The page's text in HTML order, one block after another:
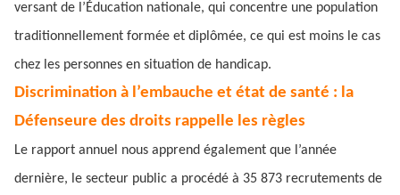
versant de l’Éducation nationale, qui concentre une population
traditionnellement formée et diplômée, ce qui est moins le cas
chez les personnes en situation de handicap.
Discrimination à l’embauche et état de santé : la
Défenseure des droits rappelle les règles
Le rapport annuel nous apprend également que l’année
dernière, le secteur public a procédé à 35 873 recrutements de